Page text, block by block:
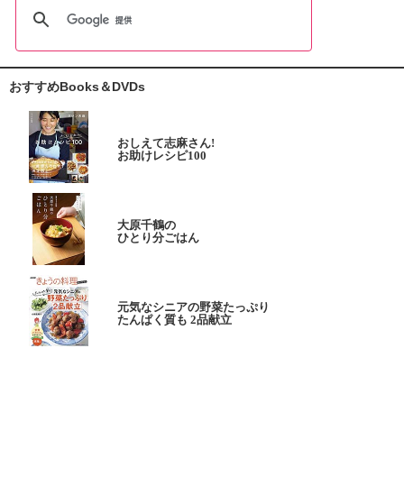
おすすめBooks＆DVDs
おしえて志麻さん!
お助けレシピ100
大原千鶴の
ひとり分ごはん
元気なシニアの野菜たっぷり
たんぱく質も 2品献立